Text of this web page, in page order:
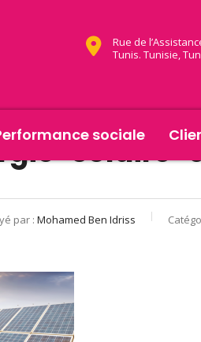
Rue de
Tunis. Tunisie,
sociale
solaire-
par : Mohamed Ben Idriss